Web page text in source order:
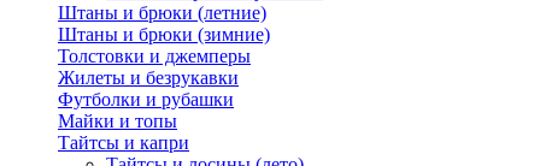
Штаны и брюки (летние)
Штаны и брюки (зимние)
Толстовки и джемперы
Жилеты и безрукавки
Футболки и рубашки
Майки и топы
Тайтсы и капри